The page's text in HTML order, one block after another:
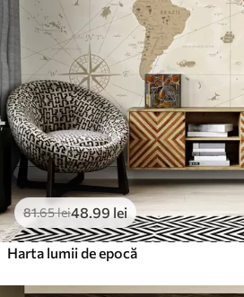
81.65lei48.99 lei
Harta lumii de epocă